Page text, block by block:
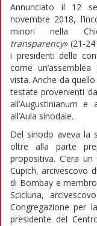
Annunciato il 12
novembre 2018,
minori nella
transparency» (21-
i presidenti delle
come
vista. Anche da
testate provenienti
all’Augustinianum
all’Aula sinodale.
Del sinodo aveva la
oltre alla parte
propositiva. C’era
Cupich, arcivescovo
di Bombay e
Scicluna,
Congregazione per
presidente del